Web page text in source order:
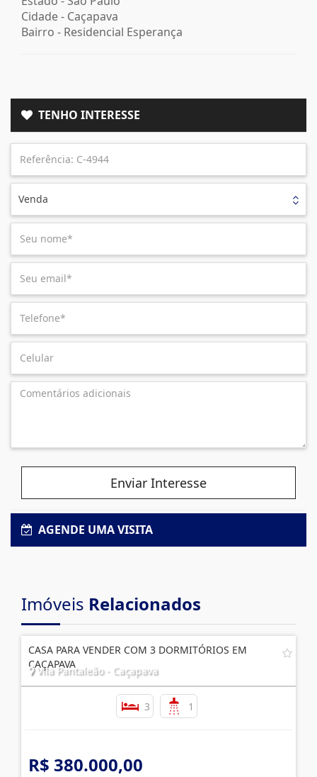
Cidade - Caçapava
Bairro - Residencial Esperança
TENHO INTERESSE
Venda
Enviar Interesse
AGENDE UMA VISITA
Imóveis Relacionados
CASA PARA VENDER COM 3 DORMITÓRIOS EM
CAÇAPAVA
Vila Pantaleão - Caçapava
3 1
R$ 380.000,00